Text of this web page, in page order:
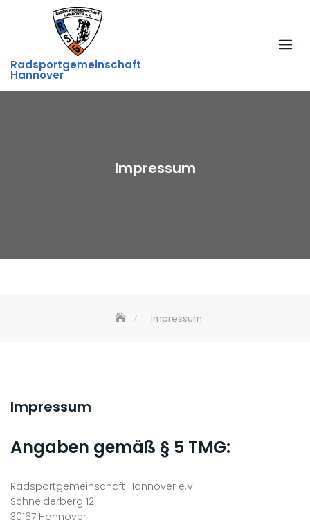
Radsportgemeinschaft
Hannover
Impressum
Impressum
Impressum
Angaben gemäß § 5 TMG:
Radsportgemeinschaft Hannover e.V.
Schneiderberg 12
30167 Hannover